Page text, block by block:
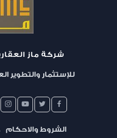
مجمع البستان
شركة ماز
للإستثمار والتطوير
الشروط والاحكام